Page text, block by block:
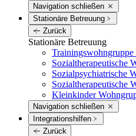
Navigation schließen
Stationäre Betreuung
Zurück
Stationäre Betreuung
Sozialtherapeutische
Sozialpsychiatrische
Sozialtherapeutische
Kleinkinder
Navigation schließen
Integrations­hilfen
Zurück